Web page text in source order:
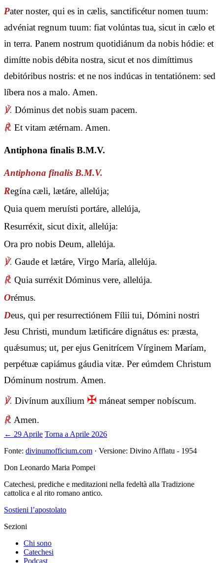
Pater noster, qui es in cælis, sanctificétur nomen tuum:
advéniat regnum tuum: fiat volúntas tua, sicut in cælo et
in terra. Panem nostrum quotidiánum da nobis hódie: et
dimítte nobis débita nostra, sicut et nos dimíttimus
debitóribus nostris: et ne nos indúcas in tentatiónem: sed
líbera nos a malo. Amen.
℣. Dóminus det nobis suam pacem.
℟. Et vitam ætérnam. Amen.
Antiphona finalis B.M.V.
Antiphona finalis B.M.V.
Regína cæli, lætáre, allelúja;
Quia quem meruísti portáre, allelúja,
Resurréxit, sicut dixit, allelúja:
Ora pro nobis Deum, allelúja.
℣. Gaude et lætáre, Virgo María, allelúja.
℟. Quia surréxit Dóminus vere, allelúja.
Orémus.
Deus, qui per resurrectiónem Fílii tui, Dómini nostri
Jesu Christi, mundum lætificáre dignátus es: præsta,
quǽsumus; ut, per ejus Genitrícem Vírginem Maríam,
perpétuæ capiámus gáudia vitæ. Per eúmdem Christum
Dóminum nostrum. Amen.
℣. Divínum auxílium ✠ máneat semper nobíscum.
℟. Amen.
← 29 Aprile Torna a Aprile 2026
Fonte: divinumofficium.com · Versione: Divino Afflatu - 1954
Don Leonardo Maria Pompei
Catechesi, prediche e meditazioni nella fedeltà alla Tradizione
cattolica e al rito romano antico.
Sostieni l’apostolato
Sezioni
Chi sono
Catechesi
Podcast